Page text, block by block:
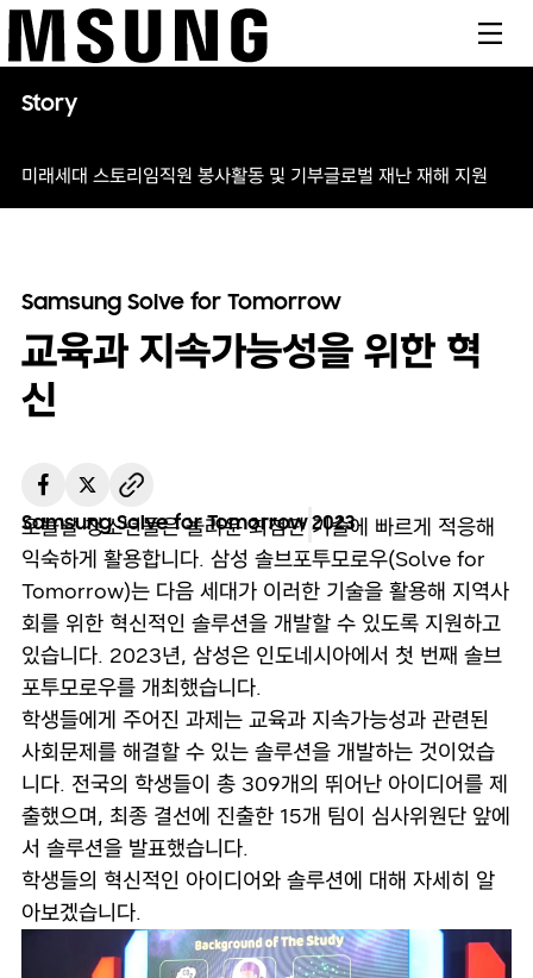
Story
미래세대 스토리임직원 봉사활동 및 기부글로벌 재난 재해 지원
Samsung Solve for Tomorrow
교육과 지속가능성을 위한 혁
신
Samsung Solve for Tomorrow2023
오늘날 청소년들은 놀라운 최첨단 기술에 빠르게 적응해
익숙하게 활용합니다. 삼성 솔브포투모로우(Solve for
Tomorrow)는 다음 세대가 이러한 기술을 활용해 지역사
회를 위한 혁신적인 솔루션을 개발할 수 있도록 지원하고
있습니다. 2023년, 삼성은 인도네시아에서 첫 번째 솔브
포투모로우를 개최했습니다.
학생들에게 주어진 과제는 교육과 지속가능성과 관련된
사회문제를 해결할 수 있는 솔루션을 개발하는 것이었습
니다. 전국의 학생들이 총 309개의 뛰어난 아이디어를 제
출했으며, 최종 결선에 진출한 15개 팀이 심사위원단 앞에
서 솔루션을 발표했습니다.
학생들의 혁신적인 아이디어와 솔루션에 대해 자세히 알
아보겠습니다.